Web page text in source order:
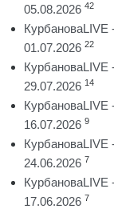
05.08.2026 42
КурбановаLIVE
01.07.2026 22
КурбановаLIVE
29.07.2026 14
КурбановаLIVE
16.07.2026 9
КурбановаLIVE
24.06.2026 7
КурбановаLIVE
17.06.2026 7